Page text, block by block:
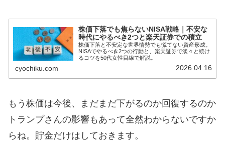
株価下落でも焦らないNISA戦略｜不安な
時代にやるべき2つと楽天証券での積立
株価下落と不安定な世界情勢でも慌てない資産形成。
NISAでやるべき2つの行動と、楽天証券で淡々と続け
るコツを50代女性目線で解説。
cyochiku.com 2026.04.16
もう株価は今後、まだまだ下がるのか回復するのか
トランプさんの影響もあって全然わからないですか
らね。貯金だけはしておきます。